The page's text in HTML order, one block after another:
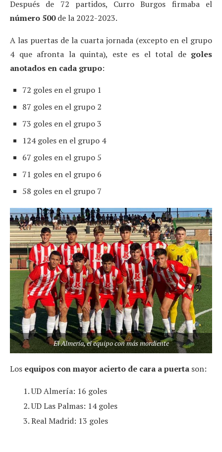
Después de 72 partidos, Curro Burgos firmaba el
número 500de la 2022-2023.
A las puertas de la cuarta jornada (excepto en el grupo
4 que afronta la quinta), este es el total de goles
anotados en cada grupo:
72 goles en el grupo 1
87 goles en el grupo 2
73 goles en el grupo 3
124 goles en el grupo 4
67 goles en el grupo 5
71 goles en el grupo 6
58 goles en el grupo 7
El Almería, el equipo con más mordiente
Los equipos con mayor acierto de cara a puerta son:
UD Almería: 16 goles
UD Las Palmas: 14 goles
Real Madrid: 13 goles